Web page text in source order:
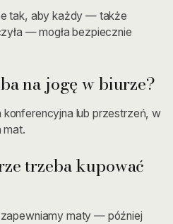
tak, aby każdy — także
— mogła bezpiecznie
na jogę w biurze?
lub przestrzeń, w
mat.
trzeba kupować
maty — później